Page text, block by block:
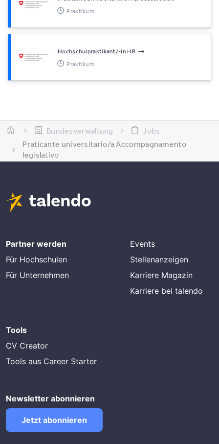
Praktikum
Hochschulpraktikant/-in HR
Praktikum
Bundesverwaltung
Jobs
Praticante universitario/a Accompagnamento
legislativo
Partner werden
Für Hochschulen
Für Unternehmen
Events
Stellenanzeigen
Karriere Magazin
Karriere bei talendo
Tools
CV Creator
Tools aus Career Starter
Newsletter abonnieren
Jetzt abonnieren